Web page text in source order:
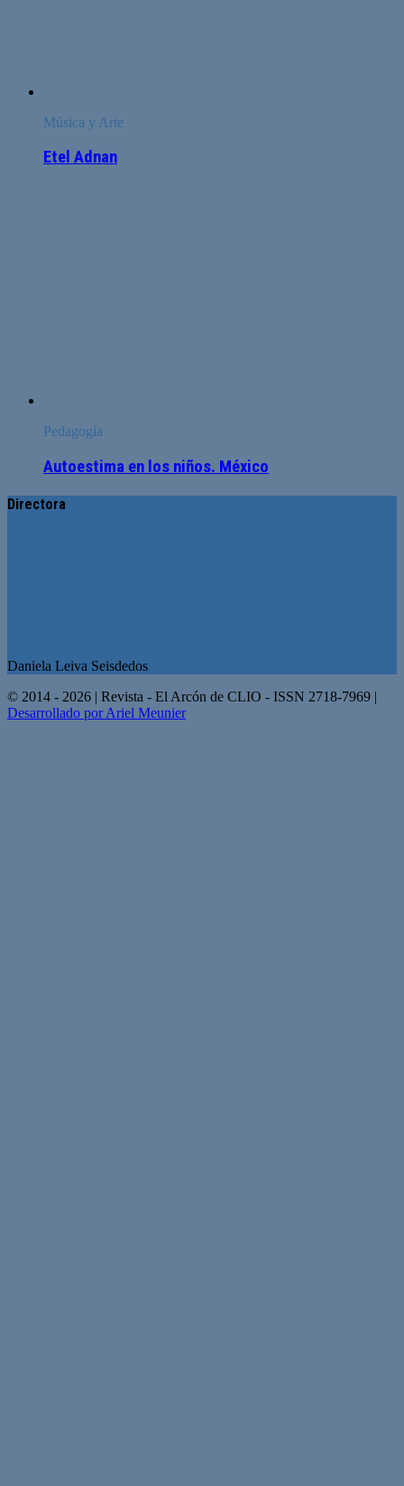
Música y Arte
Etel Adnan
Pedagogía
Autoestima en los niños. México
Directora
Daniela Leiva Seisdedos
© 2014 - 2026 | Revista - El Arcón de CLIO - ISSN 2718-7969 |
Desarrollado por Ariel Meunier